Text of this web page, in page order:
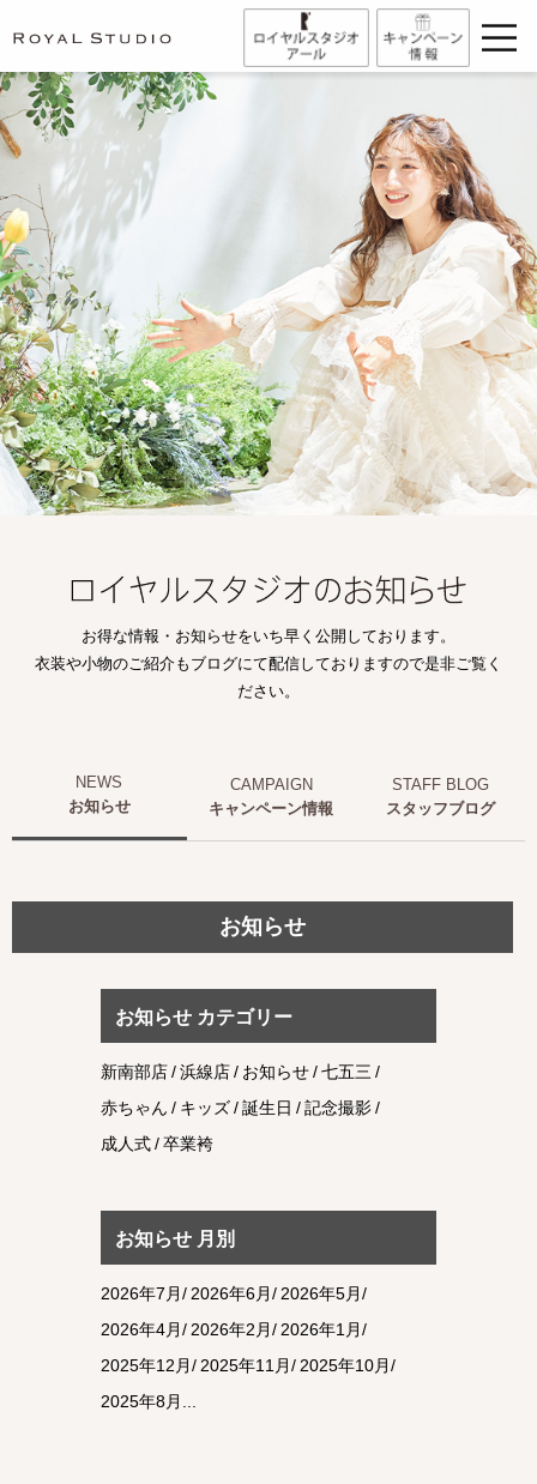
お得な情報・お知らせをいち早く公開しております。
衣装や小物のご紹介もブログにて配信しておりますので是非ご覧く
ださい。
お知らせ キャンペーン情報 スタッフブログ
お知らせ
お知らせ カテゴリー
新南部店 浜線店 お知らせ
七五三
赤ちゃん
キッズ 誕生日
記念撮影
成人式
卒業袴
お知らせ 月別
2026年7月 2026年6月
2026年5月
2026年4月
2026年2月
2026年1月
2025年12月
2025年11月
2025年10月
2025年8月